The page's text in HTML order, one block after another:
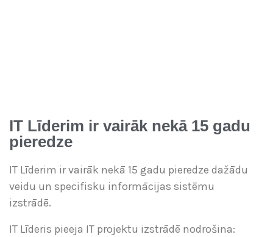
IT Līderim ir vairāk nekā 15 gadu
pieredze
IT Līderim ir vairāk nekā 15 gadu pieredze dažādu
veidu un specifisku informācijas sistēmu
izstrādē.
IT Līderis pieeja IT projektu izstrādē nodrošina: